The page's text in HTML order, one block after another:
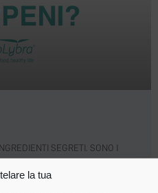
la tua
SEGRETI. SONO I